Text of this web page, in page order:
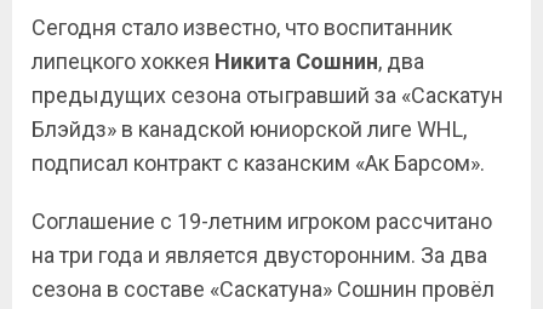
Сегодня стало известно, что воспитанник
липецкого хоккея Никита Сошнин, два
предыдущих сезона отыгравший за «Саскатун
Блэйдз» в канадской юниорской лиге WHL,
подписал контракт с казанским «Ак Барсом».
Соглашение с 19-летним игроком рассчитано
на три года и является двусторонним. За два
сезона в составе «Саскатуна» Сошнин провёл